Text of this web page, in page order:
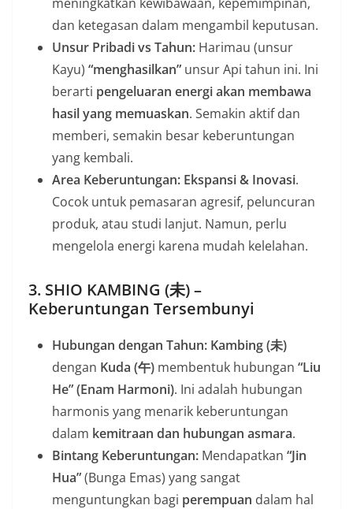
dan ketegasan dalam mengambil keputusan.
Unsur Pribadi vs Tahun: Harimau (unsur
Kayu) “menghasilkan” unsur Api tahun ini. Ini
berarti pengeluaran energi akan membawa
hasil yang memuaskan. Semakin aktif dan
memberi, semakin besar keberuntungan
yang kembali.
Area Keberuntungan: Ekspansi & Inovasi.
Cocok untuk pemasaran agresif, peluncuran
produk, atau studi lanjut. Namun, perlu
mengelola energi karena mudah kelelahan.
3. SHIO KAMBING (未) –
Keberuntungan Tersembunyi
Hubungan dengan Tahun: Kambing (未)
dengan Kuda (午) membentuk hubungan “Liu
He” (Enam Harmoni). Ini adalah hubungan
harmonis yang menarik keberuntungan
dalam kemitraan dan hubungan asmara.
Bintang Keberuntungan: Mendapatkan “Jin
Hua”(Bunga Emas) yang sangat
menguntungkan bagi perempuan dalam hal